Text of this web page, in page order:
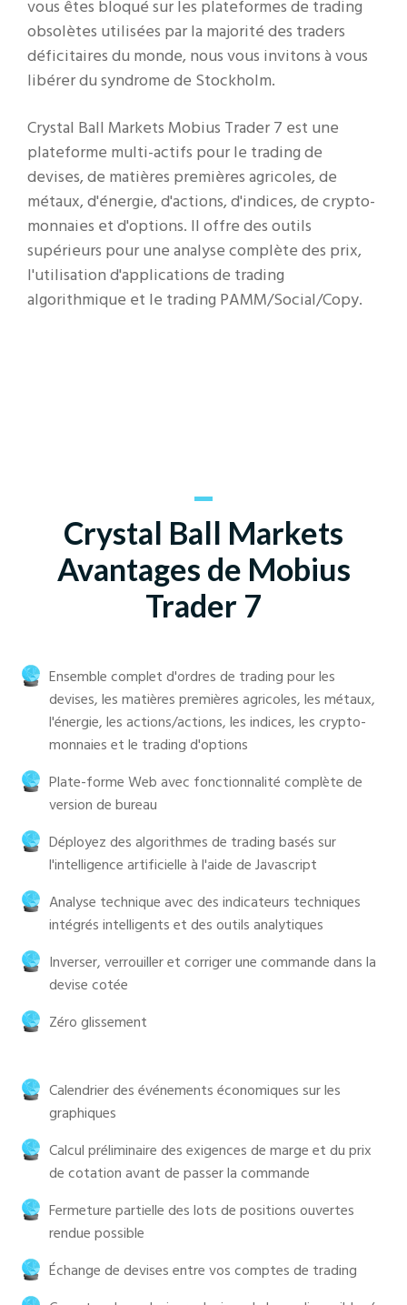
vous êtes bloqué sur les plateformes de trading
obsolètes utilisées par la majorité des traders
déficitaires du monde, nous vous invitons à vous
libérer du syndrome de Stockholm.
Crystal Ball Markets Mobius Trader 7 est une
plateforme multi-actifs pour le trading de
devises, de matières premières agricoles, de
métaux, d'énergie, d'actions, d'indices, de crypto-
monnaies et d'options. Il offre des outils
supérieurs pour une analyse complète des prix,
l'utilisation d'applications de trading
algorithmique et le trading PAMM/Social/Copy.
Crystal Ball Markets
Avantages de Mobius
Trader 7
Ensemble complet d'ordres de trading pour les
devises, les matières premières agricoles, les métaux,
l'énergie, les actions/actions, les indices, les crypto-
monnaies et le trading d'options
Plate-forme Web avec fonctionnalité complète de
version de bureau
Déployez des algorithmes de trading basés sur
l'intelligence artificielle à l'aide de Javascript
Analyse technique avec des indicateurs techniques
intégrés intelligents et des outils analytiques
Inverser, verrouiller et corriger une commande dans la
devise cotée
Zéro glissement
Calendrier des événements économiques sur les
graphiques
Calcul préliminaire des exigences de marge et du prix
de cotation avant de passer la commande
Fermeture partielle des lots de positions ouvertes
rendue possible
Échange de devises entre vos comptes de trading